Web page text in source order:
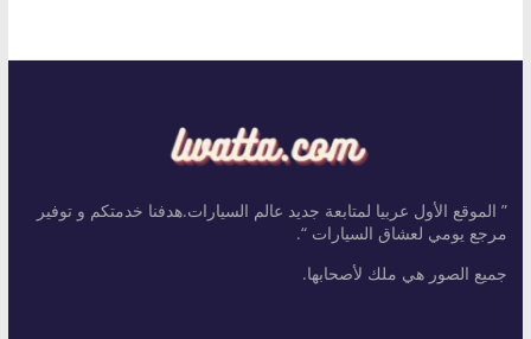
” الموقع الأول عربيا لمتابعة جديد عالم السيارات.هدفنا خدمتكم و توفير
مرجع يومي لعشاق السيارات “.
جميع الصور هي ملك لأصحابها.